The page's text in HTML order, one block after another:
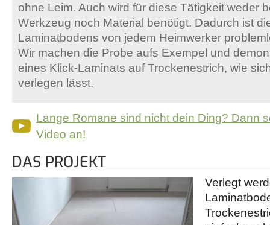
ohne Leim. Auch wird für diese Tätigkeit weder
Werkzeug noch Material benötigt. Dadurch ist
Laminatbodens von jedem Heimwerker
Wir machen die Probe aufs Exempel und
eines Klick-Laminats auf Trockenestrich, wie
verlegen lässt.
Lange Romane sind nicht dein Ding? Dann
Video an!
DAS PROJEKT
Verlegt